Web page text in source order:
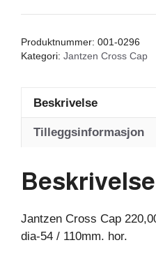
Cap
54
/
hor.
antall
Produktnummer: 001-0296
Kategori: Jantzen Cross Cap
Beskrivelse
Tilleggsinformasjon
Beskrivelse
Jantzen Cross Cap
dia-54 / 110mm. hor.